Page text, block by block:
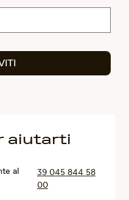
aiutarti
al
39 045 844 58
00